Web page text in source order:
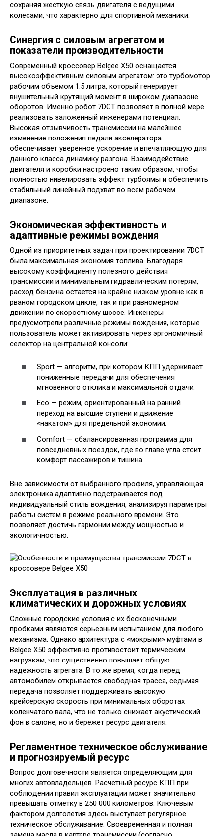
сохраняя жесткую связь двигателя с ведущими
колесами, что характерно для спортивной механики.
Синергия с силовым агрегатом и
показатели производительности
Современный кроссовер Belgee X50 оснащается
высокоэффективным силовым агрегатом: это турбомотор
рабочим объемом 1.5 литра, который генерирует
внушительный крутящий момент в широком диапазоне
оборотов. Именно робот 7DCT позволяет в полной мере
реализовать заложенный инженерами потенциал.
Высокая отзывчивость трансмиссии на малейшее
изменение положения педали акселератора
обеспечивает уверенное ускорение и впечатляющую для
данного класса динамику разгона. Взаимодействие
двигателя и коробки настроено таким образом, чтобы
полностью нивелировать эффект турбоямы и обеспечить
стабильный линейный подхват во всем рабочем
диапазоне.
Экономическая эффективность и
адаптивные режимы вождения
Одной из приоритетных задач при проектировании 7DCT
была максимальная экономия топлива. Благодаря
высокому коэффициенту полезного действия
трансмиссии и минимальным гидравлическим потерям,
расход бензина остается на крайне низком уровне как в
рваном городском цикле, так и при равномерном
движении по скоростному шоссе. Инженеры
предусмотрели различные режимы вождения, которые
пользователь может активировать через эргономичный
селектор на центральной консоли:
Sport — алгоритм, при котором КПП удерживает
пониженные передачи для обеспечения
мгновенного отклика и максимальной отдачи.
Eco — режим, ориентированный на ранний
переход на высшие ступени и движение
«накатом» для предельной экономии.
Comfort — сбалансированная программа для
повседневных поездок, где во главе угла стоит
комфорт пассажиров и тишина.
Вне зависимости от выбранного профиля, управляющая
электроника адаптивно подстраивается под
индивидуальный стиль вождения, анализируя параметры
работы систем в режиме реального времени. Это
позволяет достичь гармонии между мощностью и
экологичностью.
Эксплуатация в различных
климатических и дорожных условиях
Сложные городские условия с их бесконечными
пробками являются серьезным испытанием для любого
механизма. Однако архитектура с «мокрыми» муфтами в
Belgee X50 эффективно противостоит термическим
нагрузкам, что существенно повышает общую
надежность агрегата. В то же время, когда перед
автомобилем открывается свободная трасса, седьмая
передача позволяет поддерживать высокую
крейсерскую скорость при минимальных оборотах
коленчатого вала, что не только снижает акустический
фон в салоне, но и бережет ресурс двигателя.
Регламентное техническое обслуживание
и прогнозируемый ресурс
Вопрос долговечности является определяющим для
многих автовладельцев. Расчетный ресурс КПП при
соблюдении правил эксплуатации может значительно
превышать отметку в 250 000 километров. Ключевым
фактором долголетия здесь выступает регулярное
техническое обслуживание. Своевременная и полная